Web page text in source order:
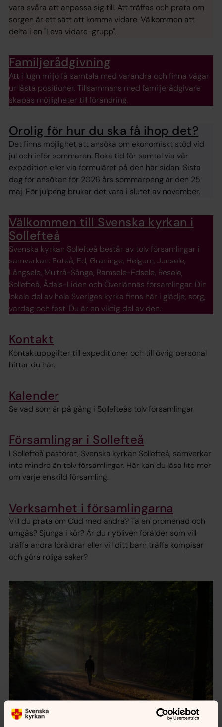
vara svåra att anpassa sig till. Att träffas och prata om
sorgen är ett sätt att komma vidare. Välkommen att
delta i en "Leva vidare-grupp".
Familjerådgivning
Att i lugn miljö få samtala med varandra och finna vägar
ur låsta positioner. Tillsammans med familjerådgivare
skapas möjligheter till förändring.
Orolig för hur du ska få ihop det?
Det finns möjlighet att ansöka om ekonomiskt stöd vid
jul och inför sommaren. Boka tid för samtal via vår
expedition eller via formuläret på den här sidan. Sista
dag för ansökan för 2026 års sommarpeng är den 25
maj. För julpeng brukar det vara i slutet av november.
Välkommen till Svenska kyrkan i
Sollefteå
Svenska kyrkan Sollefteå består av tolv församlingar i
samverkan: Boteå, Ed, Graninge, Helgum, Junsele,
Långsele, Multrå-Sånga, Ramsele-Edsele, Resele,
Sollefteå, Ådals-Liden och Överlännäs församlingar. Din
lokala del av hela Sveriges kyrka finns här i glädje, sorg,
vardag och fest. Du är en viktig del av den.
Kontakt
Kontaktuppgifter till expeditioner och till övrig personal
hittar du här.
Kalender
Se vad som är på gång i Sollefteås tolv församlingar
Församlingar i Sollefteå
I Sollefteå pastorat, Svenska kyrkan Sollefteå, samverkar
inte mindre än tolv församlingar. Här kan du läsa lite mer
om varje enskild församling.
Verksamhet i församlingarna
Vill du prata om Gud med andra? Ta en promenad och
umgås? Sjunga i kör? Är du nybliven förälder som vill
träffa andra föräldrar eller vill ditt barn träffa kompisar
och göra roliga saker?